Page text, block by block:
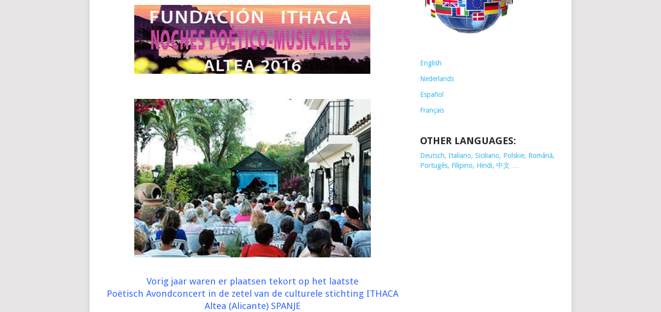
Vorig jaar waren er plaatsen tekort op het laatste
Poëtisch Avondconcert in de zetel van de culturele stichting ITHACA
Altea (Alicante) SPANJE
English
Nederlands
Español
Français
OTHER LANGUAGES:
Deutsch, Italiano, Siciliano, Polskie, Românã,
Portugês, Filipino, Hindi, 中文 …